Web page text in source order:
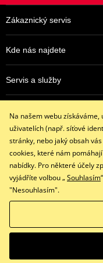
věci do dokonalosti týká
distribuci. Proto také
nepřesunula se nikam …
DID je největší světový
Honda, Yamaha, Suzuki,
Husqvarna či MV
jako Moto GP, FIM MX,
Jorge Lorenzo.
Na
Zákaznický servis
Kde nás najdete
Servis a služby
Facebook
Na našem webu
uživatelích (např. síťové
stránky, nebo jaký obsah
cookies, které nám
nabídky. Pro některé účely
vyjádříte volbou „Souhlasím
"Nesouhlasím".